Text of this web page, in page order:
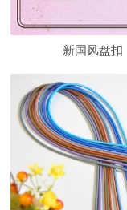
新国风盘扣